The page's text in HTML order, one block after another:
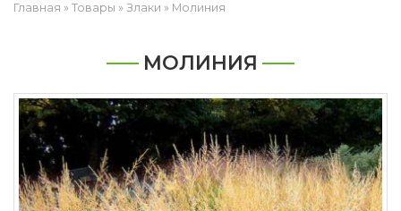
Главная » Товары » Злаки » Молиния
МОЛИНИЯ